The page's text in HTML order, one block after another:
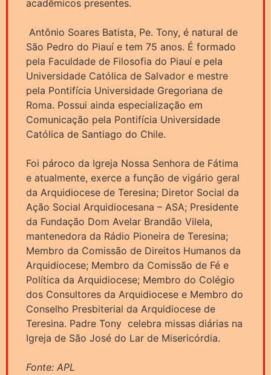
acadêmicos presentes.
Antônio Soares Batista, Pe. Tony, é natural de
São Pedro do Piauí e tem 75 anos. É formado
pela Faculdade de Filosofia do Piauí e pela
Universidade Católica de Salvador e mestre
pela Pontifícia Universidade Gregoriana de
Roma. Possui ainda especialização em
Comunicação pela Pontifícia Universidade
Católica de Santiago do Chile.
Foi pároco da Igreja Nossa Senhora de Fátima
e atualmente, exerce a função de vigário geral
da Arquidiocese de Teresina; Diretor Social da
Ação Social Arquidiocesana – ASA; Presidente
da Fundação Dom Avelar Brandão Vilela,
mantenedora da Rádio Pioneira de Teresina;
Membro da Comissão de Direitos Humanos da
Arquidiocese; Membro da Comissão de Fé e
Política da Arquidiocese; Membro do Colégio
dos Consultores da Arquidiocese e Membro do
Conselho Presbiterial da Arquidiocese de
Teresina. Padre Tony celebra missas diárias na
Igreja de São José do Lar de Misericórdia.
Fonte: APL